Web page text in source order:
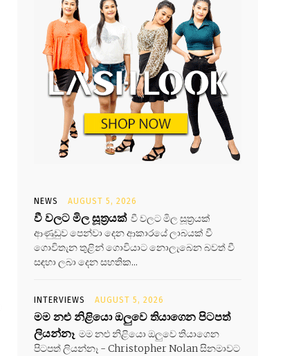
NEWS AUGUST 5, 2026
වී වලට මිල සූත්‍රයක් වී වලට මිල සූත්‍රයක්
ආණුඩුව පෙන්වා දෙන ආකාරයේ ලාබයක් වී
ගොවිතැන තුළින් ගොවියාට නොලැබෙන බවත් වී
සඳහා ලබා දෙන සහතික...
INTERVIEWS AUGUST 5, 2026
මම නළු නිළියො ඔලුවෙ තියාගෙන පිටපත්
ලියන්නෑ මම නළු නිළියො ඔලුවෙ තියාගෙන
පිටපත් ලියන්නෑ - Christopher Nolan සිනමාවට